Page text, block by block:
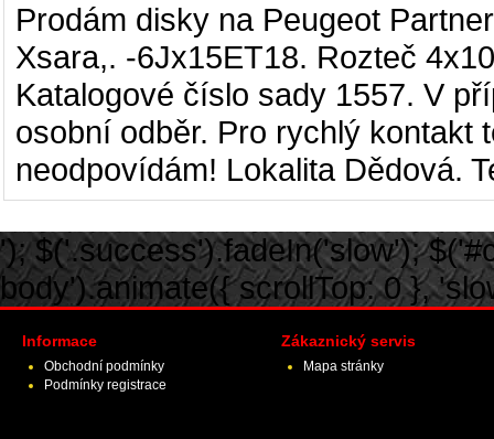
Prodám disky na Peugeot
Xsara,. -6Jx15ET18. Rozteč 4
Katalogové číslo sady 1557. V
osobní odběr. Pro rychlý kontakt
neodpovídám! Lokalita Dědová.
'); $('.success').fadeIn('slow');
body').animate({ scrollTop: 0 },
Informace
Obchodní podmínky
Podmínky registrace
Zákaznický servis
Mapa stránky